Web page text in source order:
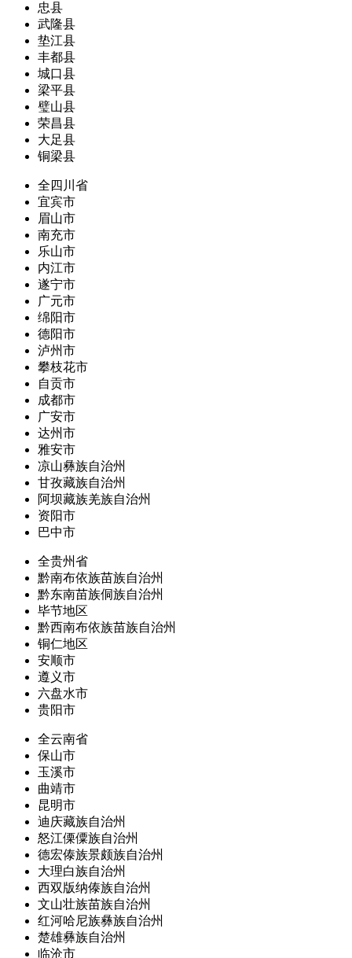
忠县
武隆县
垫江县
丰都县
城口县
梁平县
璧山县
荣昌县
大足县
铜梁县
全四川省
宜宾市
眉山市
南充市
乐山市
内江市
遂宁市
广元市
绵阳市
德阳市
泸州市
攀枝花市
自贡市
成都市
广安市
达州市
雅安市
凉山彝族自治州
甘孜藏族自治州
阿坝藏族羌族自治州
资阳市
巴中市
全贵州省
黔南布依族苗族自治州
黔东南苗族侗族自治州
毕节地区
黔西南布依族苗族自治州
铜仁地区
安顺市
遵义市
六盘水市
贵阳市
全云南省
保山市
玉溪市
曲靖市
昆明市
迪庆藏族自治州
怒江傈僳族自治州
德宏傣族景颇族自治州
大理白族自治州
西双版纳傣族自治州
文山壮族苗族自治州
红河哈尼族彝族自治州
楚雄彝族自治州
临沧市